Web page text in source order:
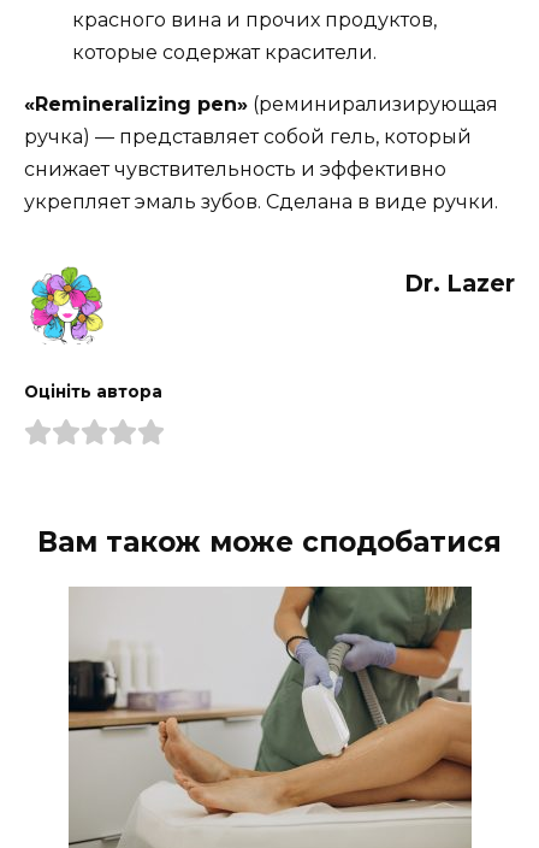
красного вина и прочих продуктов,
которые содержат красители.
«Remineralizing pen» (реминирализирующая
ручка) — представляет собой гель, который
снижает чувствительность и эффективно
укрепляет эмаль зубов. Сделана в виде ручки.
Dr. Lazer
Оцініть автора
Вам також може сподобатися